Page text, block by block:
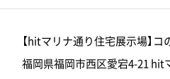
【hitマリナ通り住宅展示場】
福岡県福岡市西区愛宕4-21